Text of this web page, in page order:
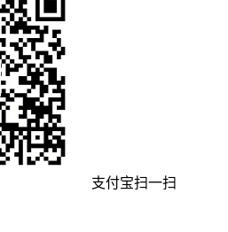
支付宝扫一扫